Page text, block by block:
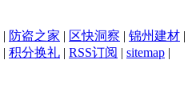
| 防盗之家 | 区快洞察 | 锦州建材 |
| 积分换礼 | RSS订阅 | sitemap |